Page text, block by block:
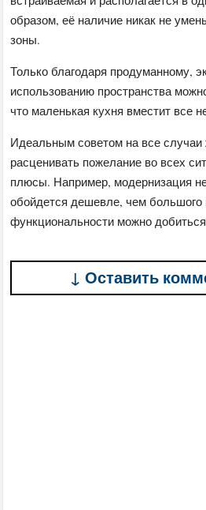
образом, её наличие никак не
зоны.
Только благодаря продуманному,
использованию пространства
что маленькая кухня вместит все
Идеальным советом на все
расценивать пожелание во всех
плюсы. Например, модернизация
обойдется дешевле, чем
функциональности можно
↓ Оставить